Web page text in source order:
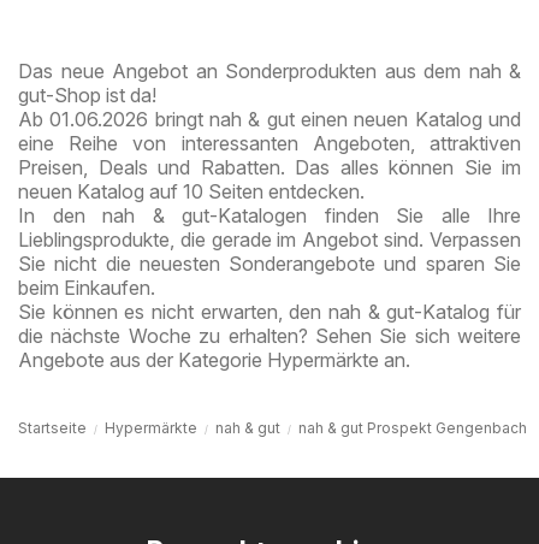
Das neue Angebot an Sonderprodukten aus dem nah &
gut-Shop ist da!
Ab 01.06.2026 bringt nah & gut einen neuen Katalog und
eine Reihe von interessanten Angeboten, attraktiven
Preisen, Deals und Rabatten. Das alles können Sie im
neuen Katalog auf 10 Seiten entdecken.
In den nah & gut-Katalogen finden Sie alle Ihre
Lieblingsprodukte, die gerade im Angebot sind. Verpassen
Sie nicht die neuesten Sonderangebote und sparen Sie
beim Einkaufen.
Sie können es nicht erwarten, den nah & gut-Katalog für
die nächste Woche zu erhalten? Sehen Sie sich weitere
Angebote aus der Kategorie Hypermärkte an.
Startseite Hypermärkte nah & gut nah & gut Prospekt Gengenbach